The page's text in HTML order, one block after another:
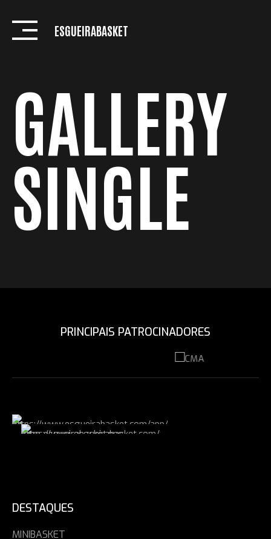
content
ESGUEIRABASKET
GALLERY
SINGLE
PRINCIPAIS PATROCINADORES
DESTAQUES
MINIBASKET